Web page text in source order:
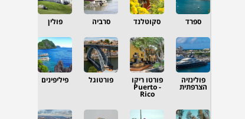
ספרד סקוטלנד סרביה פולין
פולינזיה
הצרפתית
פורטו ריקו
- Puerto
Rico
פורטוגל פיליפינים